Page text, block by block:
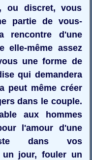
ou discret, vous
partie de vous-
rencontre d'une
elle-même assez
une forme de
qui demandera
peut même créer
dans le couple.
aux hommes
l'amour d'une
dans vos
un jour, fouler un